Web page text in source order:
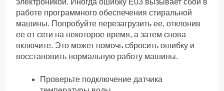
электроникой. Иногда ошибку Е03 вызывает сбой в
работе программного обеспечения стиральной
машины. Попробуйте перезагрузить ее, отклонив
ее от сети на некоторое время, а затем снова
включите. Это может помочь сбросить ошибку и
восстановить нормальную работу машины.
Проверьте подключение датчика